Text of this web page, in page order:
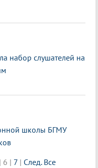
набор слушателей на
школы БГМУ
| 6 | 7 | След. Все